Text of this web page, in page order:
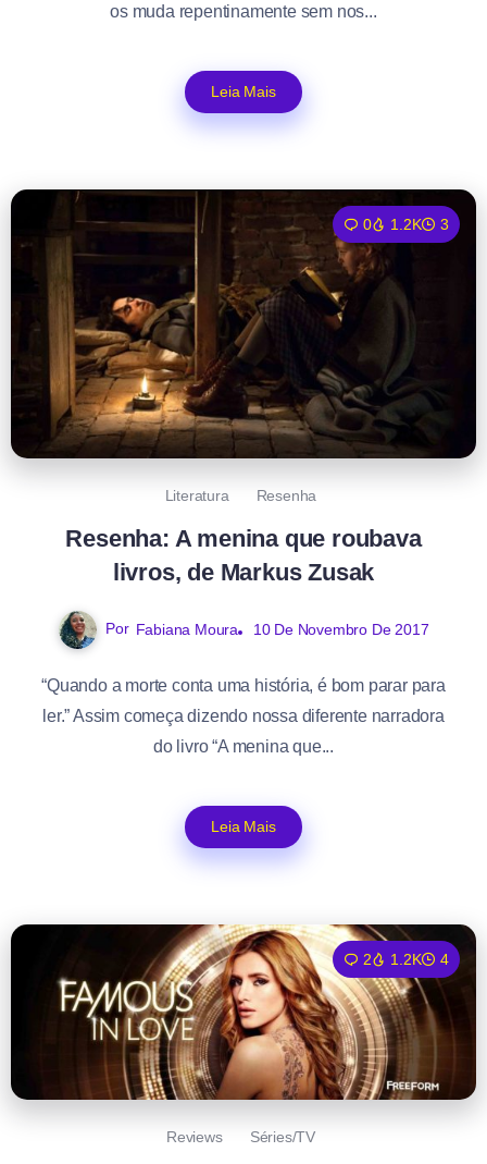
os muda repentinamente sem nos...
Leia Mais
0 1.2K 3
Literatura Resenha
Resenha: A menina que roubava
livros, de Markus Zusak
Por Fabiana Moura 10 De Novembro De 2017
“Quando a morte conta uma história, é bom parar para
ler.” Assim começa dizendo nossa diferente narradora
do livro “A menina que...
Leia Mais
2 1.2K 4
Reviews Séries/TV